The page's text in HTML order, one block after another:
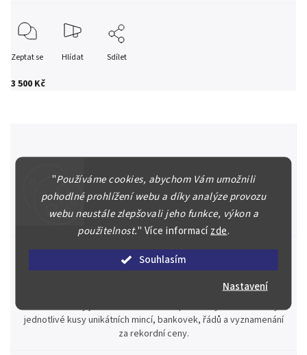
"Používáme cookies, abychom Vám umožnili
pohodlné prohlížení webu a díky analýze provozu
webu neustále zlepšovali jeho funkce, výkon a
použitelnost." Více informacízde.
Souhlasím
Nastavení
3 500 Kč
Zeptat se Hlídat Sdílet
Špičkové služby za nejlepší ceny
Náš kolektiv specialistů a znalců se Vám bude plně věnovat.
Posoudíme kvalitu a pravost Vašeho materiálu, prodáme v naší
aukci nebo Vám poradíme kam investovat.
Jsme zde pro Vás nepřetržitě již od roku 2000
jednotlivé kusy unikátních mincí, bankovek, řádů a vyznamenání
za rekordní ceny.